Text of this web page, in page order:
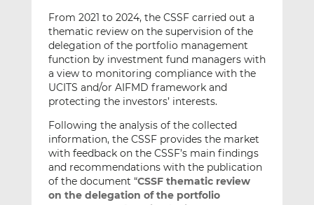
nk
From 2021 to 2024, the CSSF carried out a
thematic review on the supervision of the
delegation of the portfolio management
function by investment fund managers with
a view to monitoring compliance with the
UCITS and/or AIFMD framework and
protecting the investors’ interests.
Following the analysis of the collected
information, the CSSF provides the market
with feedback on the CSSF’s main findings
and recommendations with the publication
of the document “CSSF thematic review
on the delegation of the portfolio